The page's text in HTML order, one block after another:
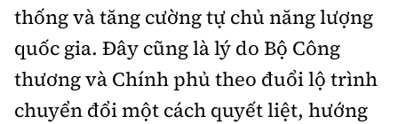
thống và tăng cường tự chủ năng lượng
quốc gia. Đây cũng là lý do Bộ Công
thương và Chính phủ theo đuổi lộ trình
chuyển đổi một cách quyết liệt, hướng